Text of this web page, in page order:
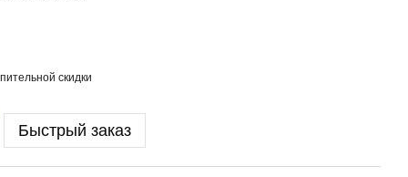
скидки
Быстрый заказ